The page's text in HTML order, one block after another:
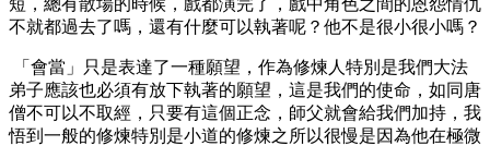
不就都過去了嗎，還有什麼可以執著呢？他不是很小很小嗎？
「會當」只是表達了一種願望，作為修煉人特別是我們大法
弟子應該也必須有放下執著的願望，這是我們的使命，如同唐
僧不可以不取經，只要有這個正念，師父就會給我們加持，我
悟到一般的修煉特別是小道的修煉之所以很慢是因為他在極微